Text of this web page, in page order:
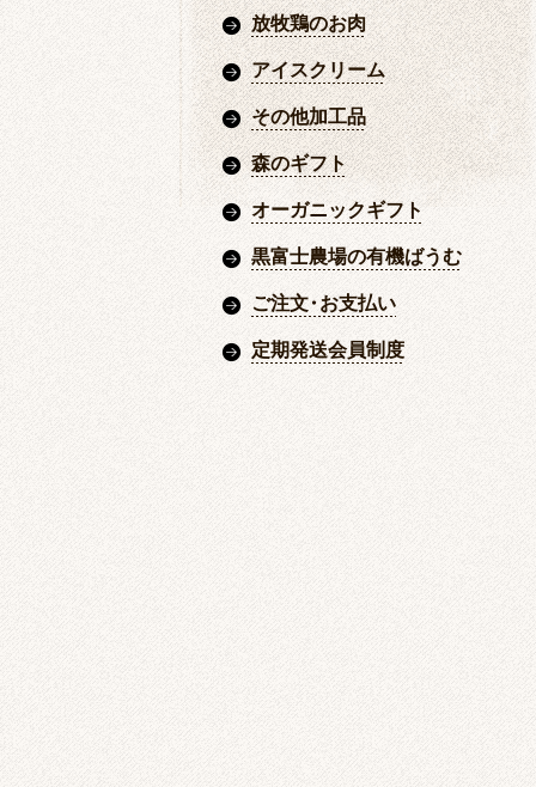
放牧鶏のお肉
アイスクリーム
その他加工品
森のギフト
オーガニックギフト
黒富士農場の有機ばうむ
ご注文・お支払い
定期発送会員制度